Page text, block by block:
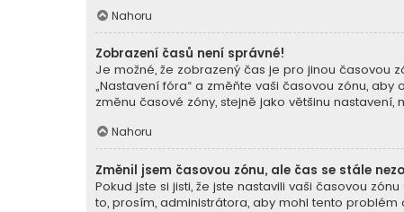
Nahoru
Zobrazení časů není správné!
Je možné, že zobrazený čas je pro jinou časovou
„Nastavení fóra“ a změňte vaši časovou zónu, aby
změnu časové zóny, stejně jako většinu
Nahoru
Změnil jsem časovou zónu, ale čas se stále
Pokud jste si jisti, že jste nastavili vaši časovou
to, prosím, administrátora, aby mohl tento problém